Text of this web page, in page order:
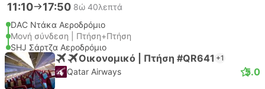
11:10 17:50 8ώ 40λεπτά
DAC Ντάκα Αεροδρόμιο
Μονή σύνδεση | Πτήση+Πτήση
SHJ Σάρτζα Αεροδρόμιο
Οικονομικό | Πτήση #QR641 +1
Qatar Airways 5.0